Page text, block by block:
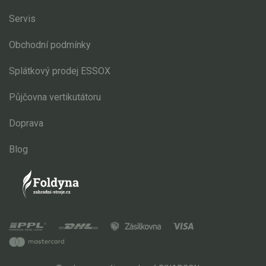
Servis
Obchodní podmínky
Splátkový prodej ESSOX
Půjčovna vertikutátoru
Doprava
Blog